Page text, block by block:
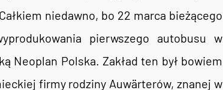
niedawno, bo 22 marca bieżącego
pierwszego autobusu w
Neoplan Polska. Zakład ten był bowiem
firmy rodziny Auwärterów, znanej w